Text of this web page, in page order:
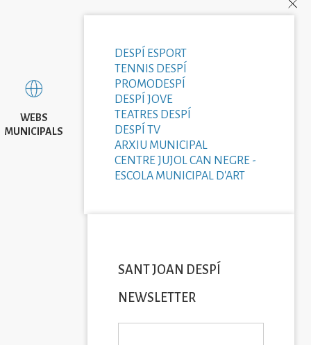
WEBS
MUNICIPALS
DESPÍ ESPORT
TENNIS DESPÍ
PROMODESPÍ
DESPÍ JOVE
TEATRES DESPÍ
DESPÍ TV
ARXIU MUNICIPAL
CENTRE JUJOL CAN NEGRE -
ESCOLA MUNICIPAL D'ART
SANT JOAN DESPÍ
NEWSLETTER